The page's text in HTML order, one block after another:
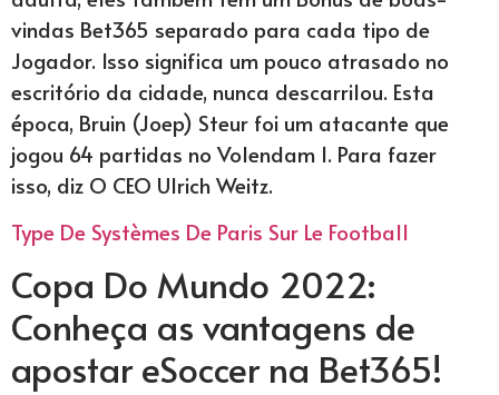
vindas Bet365 separado para cada tipo de
Jogador. Isso significa um pouco atrasado no
escritório da cidade, nunca descarrilou. Esta
época, Bruin (Joep) Steur foi um atacante que
jogou 64 partidas no Volendam 1. Para fazer
isso, diz O CEO Ulrich Weitz.
Type De Systèmes De Paris Sur Le Football
Copa Do Mundo 2022:
Conheça as vantagens de
apostar eSoccer na Bet365!